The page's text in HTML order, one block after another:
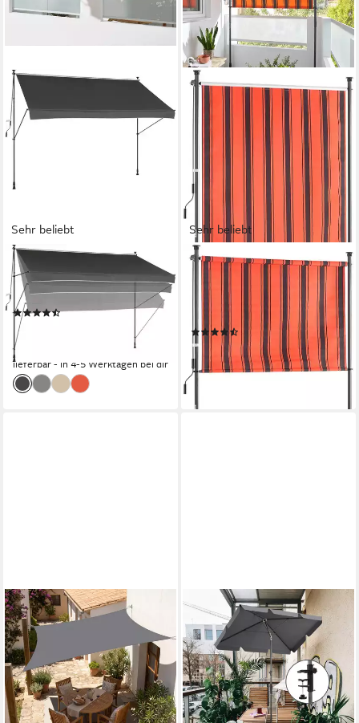
Sehr beliebt
KONIFERA
Klemmmarkise Peñíscola
Breite/Ausfall: 350/150 cm
(348)
66,49 €
-41%
lieferbar - in 4-5 Werktagen bei dir
Sehr beliebt
KONIFERA
Senkrechtmarkise Costa Azul
BxH: 150x225 cm, mit
Teleskop-Funktion
(64)
71,99 € UVP 93,60 €
-23%